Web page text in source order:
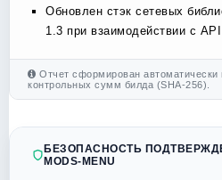
Обновлен стэк сетевых
1.3 при взаимодействии с
Отчет сформирован автоматически
контрольных сумм билда (SHA-256).
БЕЗОПАСНОСТЬ
MODS-MENU